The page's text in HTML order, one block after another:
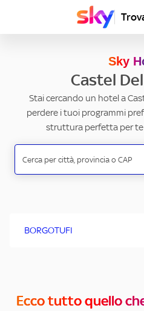
Sky
Castel
Stai cercando un hotel a
perdere i tuoi programmi
struttura perfetta per te
BORGOTUFI
Ecco tutto quello